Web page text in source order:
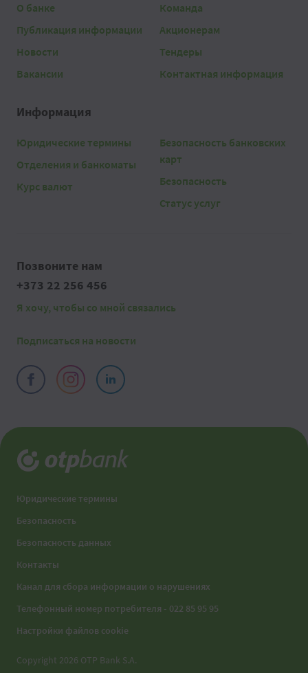
О банке
Публикация информации
Новости
Вакансии
Команда
Акционерам
Тендеры
Контактная информация
Информация
Юридические термины
Отделения и банкоматы
Курс валют
Безопасность банковских
карт
Безопасность
Статус услуг
Позвоните нам
+373 22 256 456
Я хочу, чтобы со мной связались
Подписаться на новости
Юридические термины
Безопасность
Безопасность данных
Контакты
Канал для сбора информации о нарушениях
Телефонный номер потребителя - 022 85 95 95
Настройки файлов cookie
Copyright 2026 OTP Bank S.A.